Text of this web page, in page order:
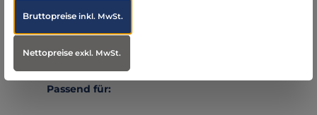
Produktgalerie überspringen
Passend für:
Bruttopreiseinkl. MwSt.
Nettopreiseexkl. MwSt.